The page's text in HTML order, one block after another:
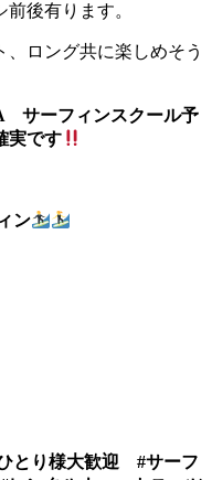
後有ります。
ロング共に楽しめそう
サーフィンスクール予
実です
ン
とり様大歓迎 #サーフ